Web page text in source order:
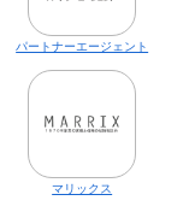
パートナーエージェント
マリックス